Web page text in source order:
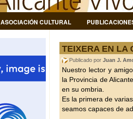
ASOCIACIÓN CULTURAL
TEIXERA EN LA
Publicado por Juan J.
Nuestro lector y
la Provincia de
en su ombria.
Es la primera de
seamos capaces de